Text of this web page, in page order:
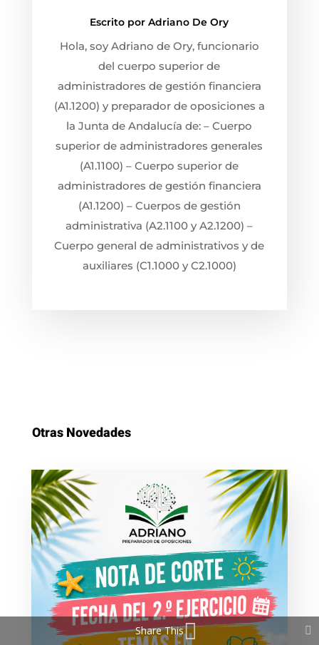
Escrito porAdriano De Ory
Hola, soy Adriano de Ory, funcionario
del cuerpo superior de
administradores de gestión financiera
(A1.1200) y preparador de oposiciones a
la Junta de Andalucía de: – Cuerpo
superior de administradores generales
(A1.1100) – Cuerpo superior de
administradores de gestión financiera
(A1.1200) – Cuerpos de gestión
administrativa (A2.1100 y A2.1200) –
Cuerpo general de administrativos y de
auxiliares (C1.1000 y C2.1000)
Otras Novedades
Share This